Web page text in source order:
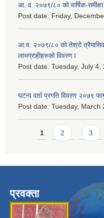
आ. व. २०७९/८० को वार्षिक-
Post date: Friday,
आ.व. २०७९/८० को तेश्रो त्रैमासिक
लाभग्राहीहरुको विवरण l
Post date: Tuesday, July 4,
घटना दर्ता प्रगति विवरण २०७९
Post date: Tuesday, March
Pages
1 2 3
प्रवक्ता